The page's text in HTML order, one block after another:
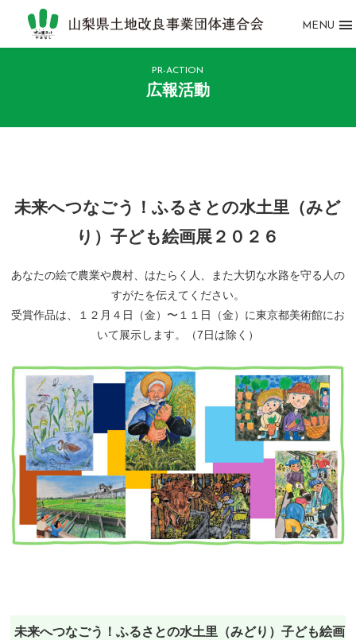
MENU
PR-ACTION
広報活動
未来へつなごう！ふるさとの水土里（みど
り）子ども絵画展２０２６
あなたの絵で農業や農村、はたらく人、また大切な水路を守る人の
すがたを伝えてください。
受賞作品は、１２月４日（金）〜１１日（金）に東京都美術館にお
いて展示します。（7日は除く）
未来へつなごう！ふるさとの水土里（みどり）子ども絵画